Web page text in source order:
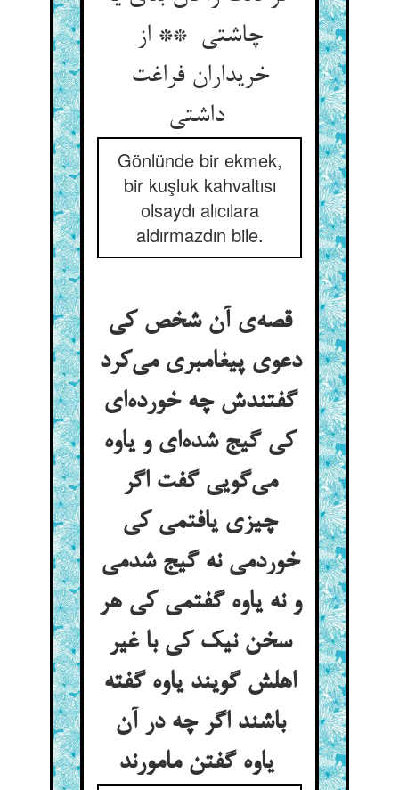
چاشتی ** از
خریداران فراغت
داشتی
Gönlünde bir ekmek,
bir kuşluk kahvaltısı
olsaydı alıcılara
aldırmazdın bile.
قصه‌ی آن شخص کی
دعوی پیغامبری می‌کرد
گفتندش چه خورده‌ای
کی گیج شده‌ای و یاوه
می‌گویی گفت اگر
چیزی یافتمی کی
خوردمی نه گیج شدمی
و نه یاوه گفتمی کی هر
سخن نیک کی با غیر
اهلش گویند یاوه گفته
باشند اگر چه در آن
یاوه گفتن مامورند